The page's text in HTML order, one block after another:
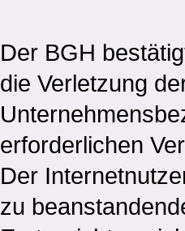
Der BGH
die Verletzung
erforderlichen
Der
zu